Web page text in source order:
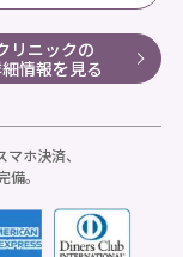
リニックの
情報を見る
ホ決済、
。